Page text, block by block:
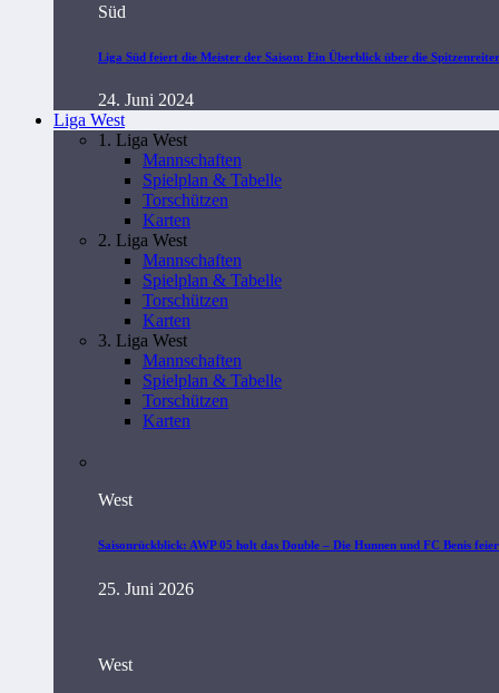
Süd
Liga Süd feiert die Meister der Saison: Ein Überblick über die Spitzenreiter
24. Juni 2024
Liga West
1. Liga West
Mannschaften
Spielplan & Tabelle
Torschützen
Karten
2. Liga West
Mannschaften
Spielplan & Tabelle
Torschützen
Karten
3. Liga West
Mannschaften
Spielplan & Tabelle
Torschützen
Karten
West
Saisonrückblick: AWP 05 holt das Double – Die Hunnen und FC Benis
25. Juni 2026
West